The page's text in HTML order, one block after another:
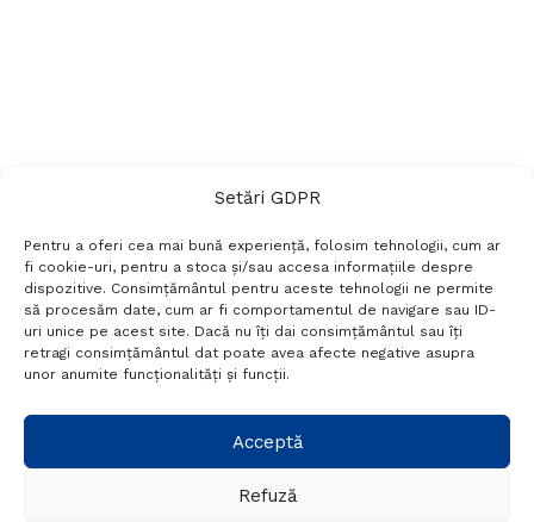
Setări GDPR
Pentru a oferi cea mai bună experiență, folosim tehnologii, cum ar
fi cookie-uri, pentru a stoca și/sau accesa informațiile despre
dispozitive. Consimțământul pentru aceste tehnologii ne permite
să procesăm date, cum ar fi comportamentul de navigare sau ID-
uri unice pe acest site. Dacă nu îți dai consimțământul sau îți
retragi consimțământul dat poate avea afecte negative asupra
unor anumite funcționalități și funcții.
Acceptă
Refuză
Termeni si conditii
Politică de confidențialitate
Politica cookies
Setări GDPR
+40 788 760 194